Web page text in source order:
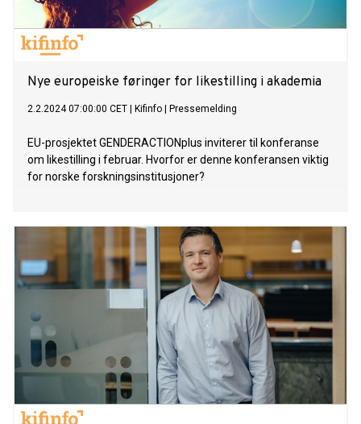
Nye europeiske føringer for likestilling i akademia
2.2.2024 07:00:00 CET Kifinfo Pressemelding
EU-prosjektet GENDERACTIONplus inviterer til konferanse
om likestilling i februar. Hvorfor er denne konferansen viktig
for norske forskningsinstitusjoner?